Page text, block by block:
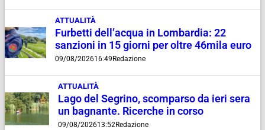
ATTUALITÀ
Furbetti dell’acqua in Lombardia: 22
sanzioni in 15 giorni per oltre 46mila euro
09/08/202616:49 Redazione
ATTUALITÀ
Lago del Segrino, scomparso da ieri sera
un bagnante. Ricerche in corso
09/08/202613:52Redazione